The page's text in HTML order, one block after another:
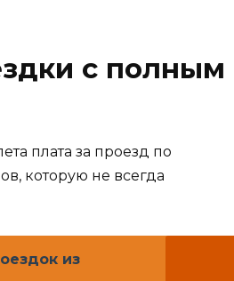
с полным
плата за проезд по
которую не всегда
из